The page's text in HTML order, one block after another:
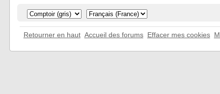
Retourner en haut Accueil des forums Effacer mes cookies